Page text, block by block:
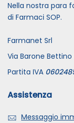
Nella nostra para
di Farmaci SOP.
Farmanet Srl
Via Barone
Partita IVA
Assistenza
Messaggio